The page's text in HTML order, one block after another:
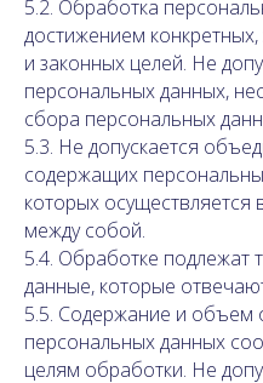
5.2. Обработка
достижением
и законных целей. Не
персональных данных,
сбора персональных
5.3. Не допускается
содержащих
которых
между собой.
5.4. Обработке подлежат
данные, которые
5.5. Содержание и
персональных данных
целям обработки. Не